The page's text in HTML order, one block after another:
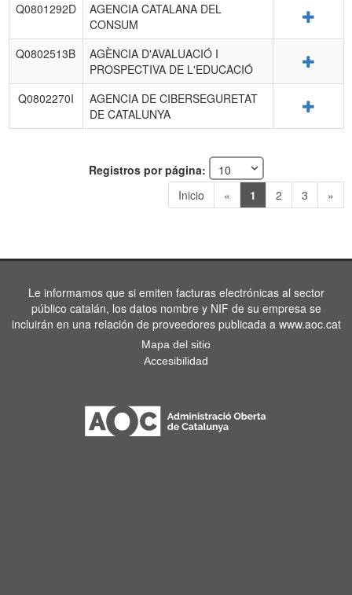
Q0801292D
AGENCIA CATALANA DEL
CONSUM
Q0802513B
AGÈNCIA D'AVALUACIÓ I
PROSPECTIVA DE L'EDUCACIÓ
Q0802270I
AGENCIA DE CIBERSEGURETAT
DE CATALUNYA
Registros por página:
Inicio
« 1 2 3 »
Le informamos que si emiten facturas electrónicas al sector
público catalán, los datos nombre y NIF de su empresa se
incluirán en una relación de proveedores publicada a www.aoc.cat
Mapa del sitio
Accesibilidad